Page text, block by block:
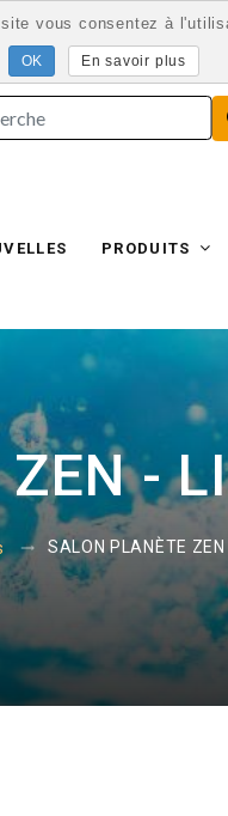
PRODUITS
-
SALON PLANÈTE
vous consentez à
En savoir plus